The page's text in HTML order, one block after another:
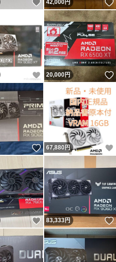
いいね！
42,000円
いいね！
20,000円
いいね！
67,880 円
いいね！
83,333円